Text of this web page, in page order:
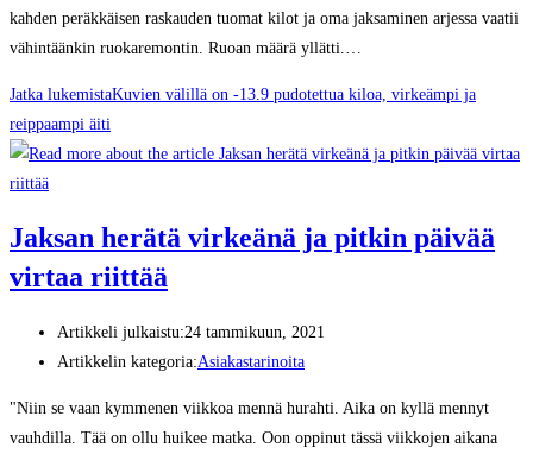
kahden peräkkäisen raskauden tuomat kilot ja oma jaksaminen arjessa vaatii
vähintäänkin ruokaremontin. Ruoan määrä yllätti.…
Jatka lukemistaKuvien välillä on -13.9 pudotettua kiloa, virkeämpi ja
reippaampi äiti
Jaksan herätä virkeänä ja pitkin päivää
virtaa riittää
Artikkeli julkaistu:24 tammikuun, 2021
Artikkelin kategoria:Asiakastarinoita
"Niin se vaan kymmenen viikkoa mennä hurahti. Aika on kyllä mennyt
vauhdilla. Tää on ollu huikee matka. Oon oppinut tässä viikkojen aikana